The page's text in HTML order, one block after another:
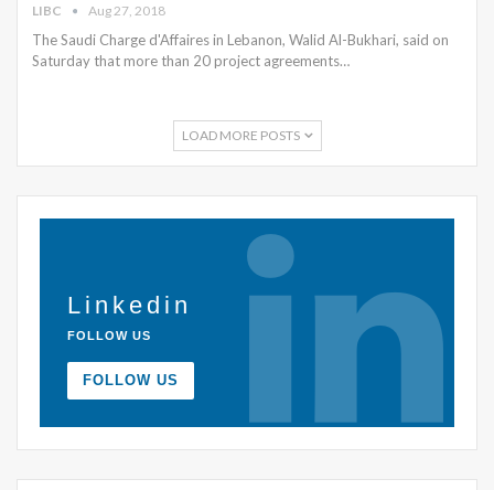
LIBC Aug 27, 2018
The Saudi Charge d'Affaires in Lebanon, Walid Al-Bukhari, said on
Saturday that more than 20 project agreements…
LOAD MORE POSTS
Linkedin
FOLLOW US
FOLLOW US